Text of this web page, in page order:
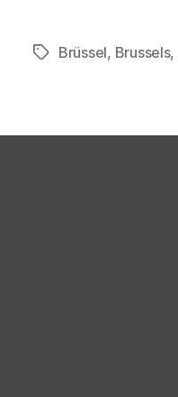
Schlagwörter
Brüssel, Brussels,